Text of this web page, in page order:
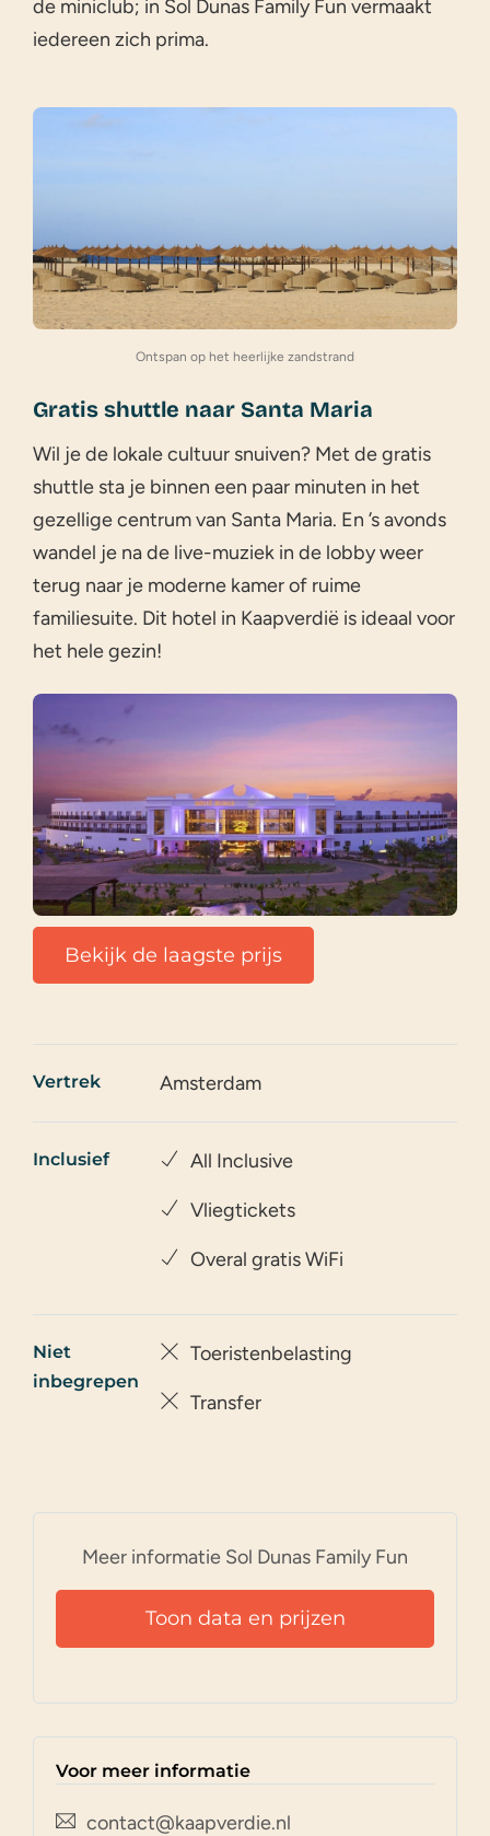
de miniclub; in Sol Dunas Family Fun vermaakt
iedereen zich prima.
Ontspan op het heerlijke zandstrand
Gratis shuttle naar Santa Maria
Wil je de lokale cultuur snuiven? Met de gratis
shuttle sta je binnen een paar minuten in het
gezellige centrum van Santa Maria. En ’s avonds
wandel je na de live-muziek in de lobby weer
terug naar je moderne kamer of ruime
familiesuite. Dit hotel in Kaapverdië is ideaal voor
het hele gezin!
Bekijk de laagste prijs
Vertrek Amsterdam
Inclusief All Inclusive
Vliegtickets
Overal gratis WiFi
Niet
inbegrepen
Toeristenbelasting
Transfer
Meer informatie Sol Dunas Family Fun
Toon data en prijzen
Voor meer informatie
contact@kaapverdie.nl